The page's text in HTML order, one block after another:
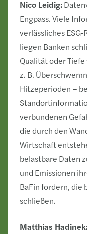
Nico Leidig:
Engpass. Viele
verlässliches
liegen Banken
Qualität oder
z. B.
Hitzeperioden –
verbundenen
die durch den
Wirtschaft
belastbare Daten
und Emissionen
BaFin fordern, die
schließen.
Matthias